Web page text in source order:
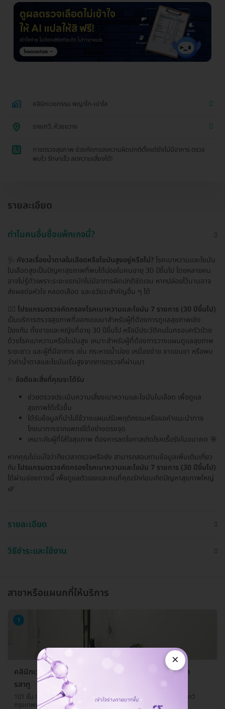
คลินิกเวชกรรม พญาไท-เปาโล
ราชเทวี, ห้วยขวาง
1
การตรวจสุขภาพ ช่วยคัดกรองความผิดปกติตั้งแต่ยังไม่มีอาการ ตรวจ
พบไว รักษาเร็ว ลดความเสี่ยงได้!
รายละเอียด
ทำไมคนอื่นซื้อแพ็กเกจนี้?
🩺 กังวลเรื่องน้ำตาลในเลือดหรือไขมันสูงอยู่หรือไม่? โรคเบาหวานและไขมัน
ในเลือดสูงเป็นปัญหาสุขภาพที่พบได้บ่อยในคนอายุ 30 ปีขึ้นไป โดยหลายคน
อาจไม่รู้ตัวเพราะระยะแรกมักไม่มีอาการผิดปกติชัดเจน หากปล่อยไว้นานอาจ
ส่งผลต่อหัวใจ หลอดเลือด และอวัยวะสำคัญอื่น ๆ ได้
👨‍⚕️ โปรแกรมตรวจคัดกรองโรคเบาหวานและไขมัน 7 รายการ (30 ปีขึ้นไป)
เป็นบริการตรวจสุขภาพที่ออกแบบมาสำหรับผู้ที่ต้องการดูแลสุขภาพเชิง
ป้องกัน ทั้งชายและหญิงที่อายุ 30 ปีขึ้นไป หรือมีประวัติคนในครอบครัวป่วย
ด้วยโรคเบาหวานหรือไขมันสูง เหมาะสำหรับผู้ที่ต้องการวางแผนดูแลสุขภาพ
ระยะยาว และผู้ที่มีอาการ เช่น กระหายน้ำบ่อย เหนื่อยง่าย ชาแขนขา หรือพบ
ว่าค่าน้ำตาลและไขมันเริ่มสูงจากการตรวจที่ผ่านมา
ข้อดีและสิ่งที่คุณจะได้รับ
ช่วยตรวจประเมินความเสี่ยงเบาหวานและไขมันในเลือด เพื่อดูแล
สุขภาพได้เร็วขึ้น
ได้รับข้อมูลที่นำไปใช้วางแผนปรับพฤติกรรมหรือขอคำแนะนำทาง
โภชนาการจากแพทย์ได้อย่างตรงจุด
เหมาะกับผู้ที่ใส่ใจสุขภาพ ต้องการลดโอกาสเกิดโรคเรื้อรังในอนาคต 🎯
หากคุณไม่แน่ใจว่าถึงเวลาตรวจหรือยัง สามารถสอบถามข้อมูลเพิ่มเติมเกี่ยว
กับ โปรแกรมตรวจคัดกรองโรคเบาหวานและไขมัน 7 รายการ (30 ปีขึ้นไป)
ได้ผ่านช่องทางนี้ เพื่อดูแลตัวเองและคนที่คุณรักก่อนเกิดปัญหาสุขภาพใหญ่
🌿
รายละเอียด
วิธีชำระและใช้งาน
สาขาหรือแผนกที่ให้บริการ
1
คลินิกเวชกรรม พญาไท-เปาโล คลินิกเวชกรรมเปาโล สาขา
รสาทู
101 ชั้น G อาคาร รสาทู ยูนิค 1818 ถ. เพชรบุรี แขวงมักกะสัน เขตราชเทวี
กรุงเทพมหานคร 10400
×